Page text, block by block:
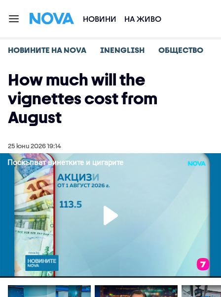
НОВИНИ НА ЖИВО
НОВИНИТЕ НА NOVA INENGLISH ОБЩЕСТВО
How much will the
vignettes cost from
August
25 юни 2026 19:14